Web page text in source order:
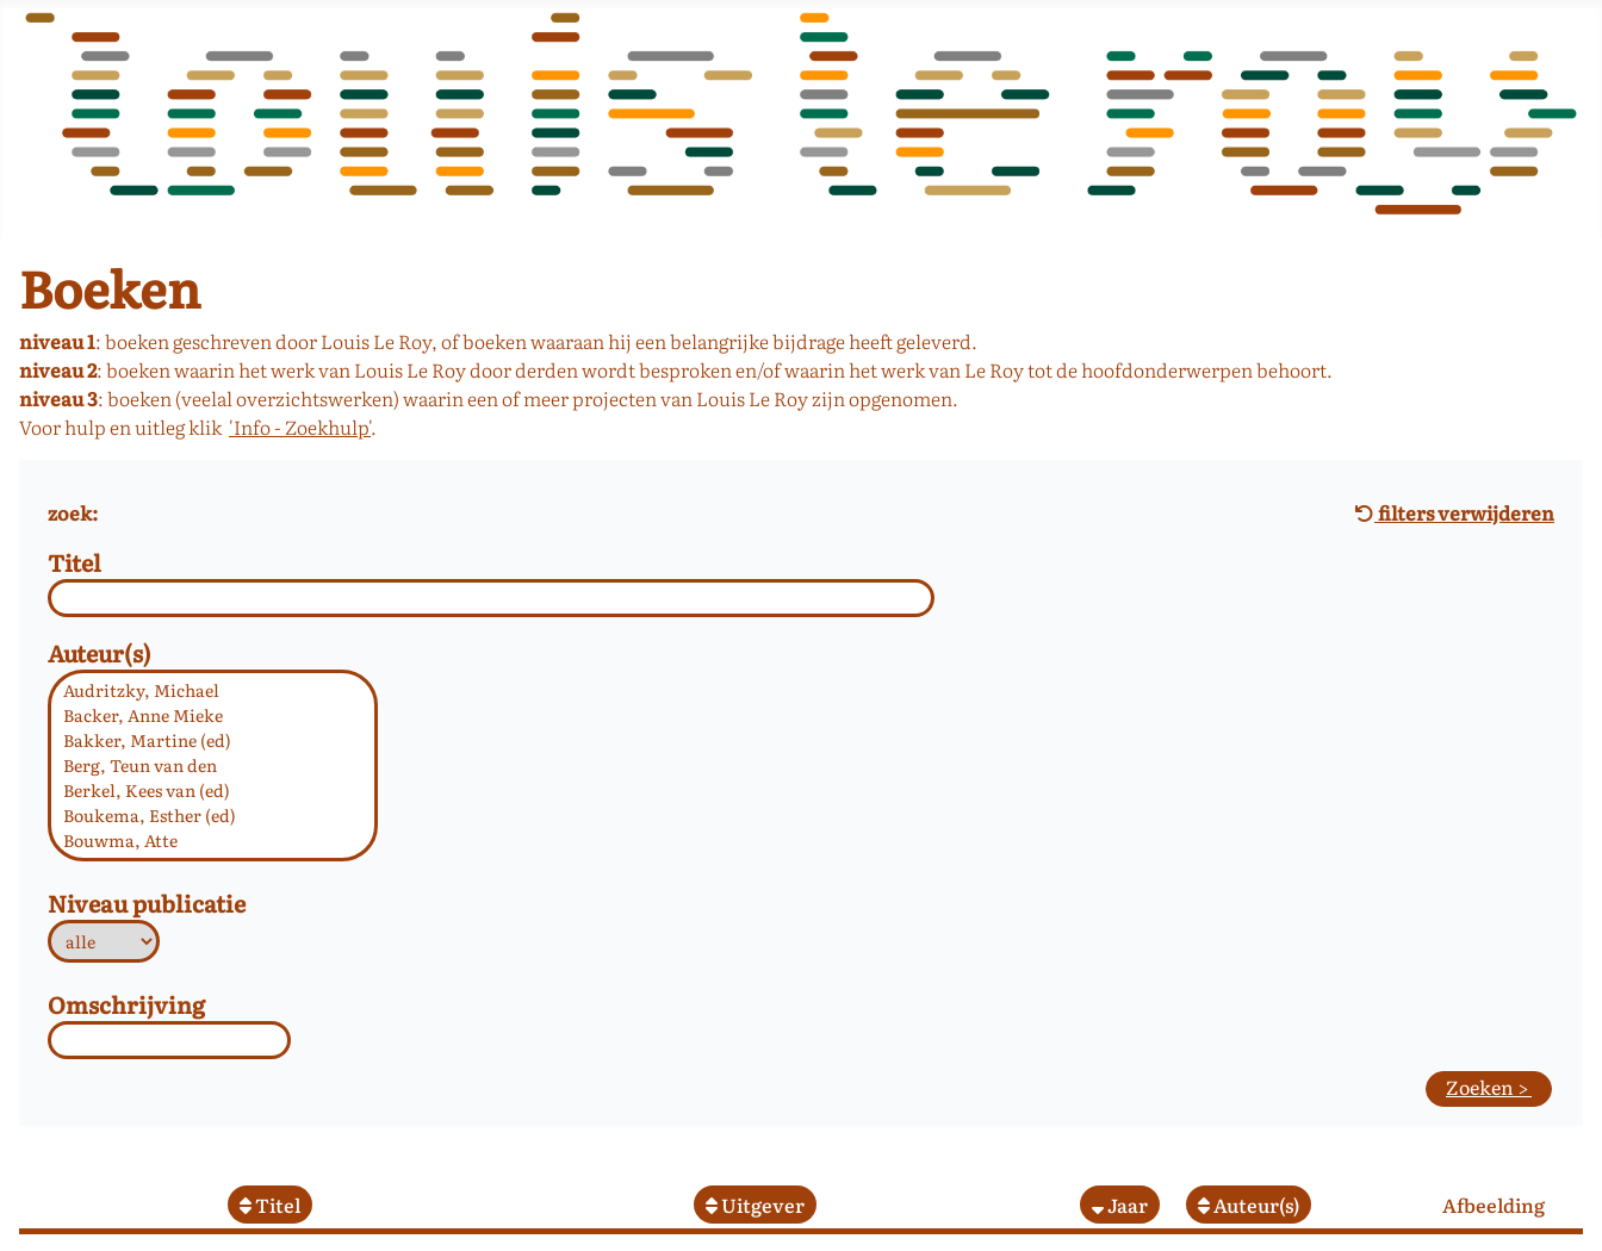
Boeken
niveau 1: boeken geschreven door Louis Le Roy, of boeken waaraan hij een belangrijke bijdrage heeft geleverd.
niveau 2: boeken waarin het werk van Louis Le Roy door derden wordt besproken en/of waarin het werk van Le Roy tot de hoofdonderwerpen behoort.
niveau 3: boeken (veelal overzichtswerken) waarin een of meer projecten van Louis Le Roy zijn opgenomen.
Voor hulp en uitleg klik 'Info - Zoekhulp'.
zoek: filters verwijderen
Titel
Auteur(s)
Niveau publicatie
Omschrijving
Titel Uitgever Jaar Auteur(s) Afbeelding